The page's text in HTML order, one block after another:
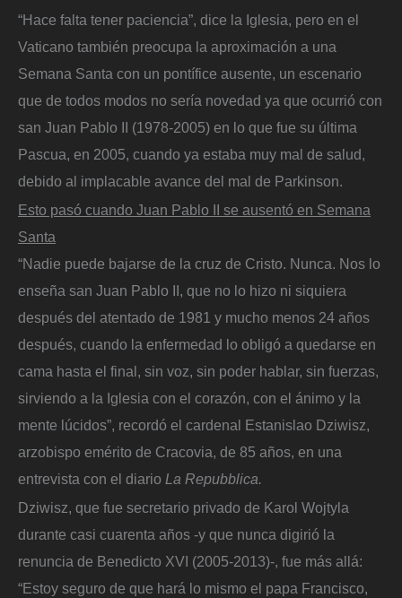
“Hace falta tener paciencia”, dice la Iglesia, pero en el
Vaticano también preocupa la aproximación a una
Semana Santa con un pontífice ausente, un escenario
que de todos modos no sería novedad ya que ocurrió con
san Juan Pablo II (1978-2005) en lo que fue su última
Pascua, en 2005, cuando ya estaba muy mal de salud,
debido al implacable avance del mal de Parkinson.
Esto pasó cuando Juan Pablo II se ausentó en Semana
Santa
“Nadie puede bajarse de la cruz de Cristo. Nunca. Nos lo
enseña san Juan Pablo II, que no lo hizo ni siquiera
después del atentado de 1981 y mucho menos 24 años
después, cuando la enfermedad lo obligó a quedarse en
cama hasta el final, sin voz, sin poder hablar, sin fuerzas,
sirviendo a la Iglesia con el corazón, con el ánimo y la
mente lúcidos”, recordó el cardenal Estanislao Dziwisz,
arzobispo emérito de Cracovia, de 85 años, en una
entrevista con el diario La Repubblica.
Dziwisz, que fue secretario privado de Karol Wojtyla
durante casi cuarenta años -y que nunca digirió la
renuncia de Benedicto XVI (2005-2013)-, fue más allá:
“Estoy seguro de que hará lo mismo el papa Francisco,